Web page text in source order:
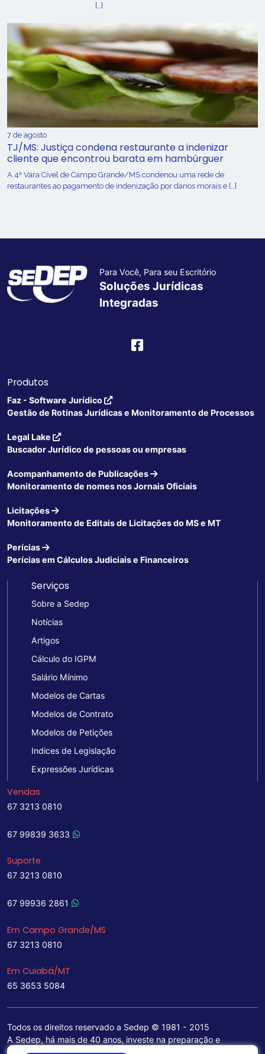
[…]
7 de agosto
TJ/MS: Justiça condena restaurante a indenizar
cliente que encontrou barata em hambúrguer
A 4ª Vara Cível de Campo Grande/MS condenou uma rede de
restaurantes ao pagamento de indenização por danos morais e […]
Para Você, Para seu Escritório
Soluções Jurídicas
Integradas
Produtos
Faz - Software Jurídico
Gestão de Rotinas Jurídicas e Monitoramento de Processos
Legal Lake
Buscador Jurídico de pessoas ou empresas
Acompanhamento de Publicações
Monitoramento de nomes nos Jornais Oficiais
Licitações
Monitoramento de Editais de Licitações do MS e MT
Perícias
Perícias em Cálculos Judiciais e Financeiros
Serviços
Sobre a Sedep
Notícias
Artigos
Cálculo do IGPM
Salário Mínimo
Modelos de Cartas
Modelos de Contrato
Modelos de Petições
Indices de Legislação
Expressões Jurídicas
Vendas
67 3213 0810
67 99839 3633
Suporte
67 3213 0810
67 99936 2861
Em Campo Grande/MS
67 3213 0810
Em Cuiabá/MT
65 3653 5084
Todos os direitos reservado a Sedep © 1981 - 2015
A Sedep, há mais de 40 anos, investe na preparação e